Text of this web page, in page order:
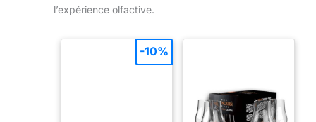
l’expérience olfactive.
-10%